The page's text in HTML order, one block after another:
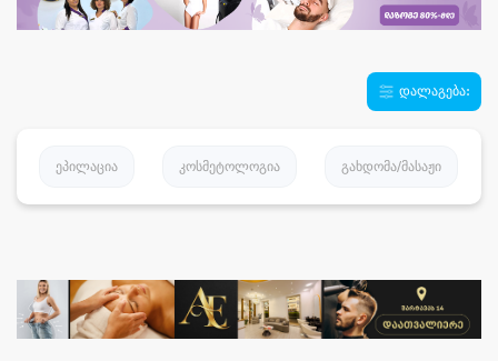
დალაგება:
ეპილაცია კოსმეტოლოგია გახდომა/მასაჟი